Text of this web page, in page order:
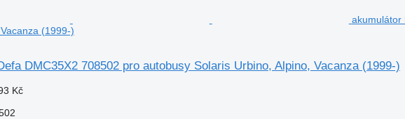
akumulátor
(1999-)
DMC35X2 708502 pro autobusy Solaris Urbino, Alpino, Vacanza (1999-)
Kč